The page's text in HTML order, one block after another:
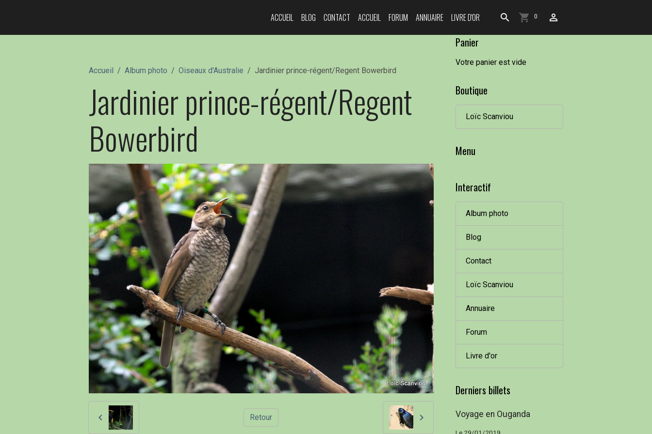
ACCUEIL BLOG CONTACT ACCUEIL FORUM ANNUAIRE LIVRE D'OR 0
Accueil Album photo Oiseaux d'Australie Jardinier prince-régent/Regent Bowerbird
Jardinier prince-régent/Regent
Bowerbird
Retour
Panier
Votre panier est vide
Boutique
Loïc Scanviou
Menu
Interactif
Album photo
Blog
Contact
Loïc Scanviou
Annuaire
Forum
Livre d'or
Derniers billets
Voyage en Ouganda